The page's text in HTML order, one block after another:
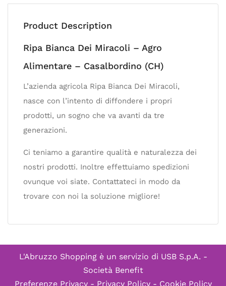
Product Description
Ripa Bianca Dei Miracoli – Agro
Alimentare – Casalbordino (CH)
L’azienda agricola Ripa Bianca Dei Miracoli,
nasce con l’intento di diffondere i propri
prodotti, un sogno che va avanti da tre
generazioni.
Ci teniamo a garantire qualità e naturalezza dei
nostri prodotti. Inoltre effettuiamo spedizioni
ovunque voi siate. Contattateci in modo da
trovare con noi la soluzione migliore!
L'Abruzzo Shopping è un servizio di USB S.p.A. -
Società Benefit
Preferenze Privacy- Privacy Policy- Cookie Policy